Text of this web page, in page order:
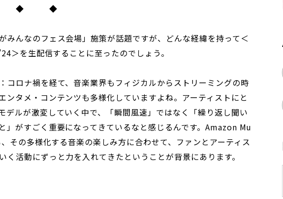
◆
んなのフェス会場」施策が話題ですが、どんな経緯を持って＜
＞を生配信することに至ったのでしょう。
コロナ禍を経て、音楽業界もフィジカルからストリーミングの時
ンタメ・コンテンツも多様化していますよね。アーティストにと
デルが激変していく中で、「瞬間風速」ではなく「繰り返し聞い
」がすごく重要になってきているなと感じるんです。Amazon Mu
その多様化する音楽の楽しみ方に合わせて、ファンとアーティス
く活動にずっと力を入れてきたということが背景にあります。